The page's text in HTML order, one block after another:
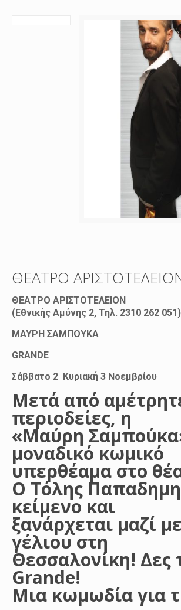
ΘΕΑΤΡΟ
ΘΕΑΤΡΟ ΑΡΙΣΤΟΤΕΛΕΙΟΝ
(Εθνικής Αμύνης 2, Τηλ. 2310 262 051)
ΜΑΥΡΗ ΣΑΜΠΟΥΚΑ
GRANDE
Σάββατο 2 Κυριακή 3 Νοεμβρίου
Μετά από
περιοδείες, η
«Μαύρη Σαμπούκα»
μοναδικό κωμικό
υπερθέαμα στο
Ο Τόλης
κείμενο και
ξανάρχεται μαζί
γέλιου στη
Θεσσαλονίκη! Δες
Grande!
Μια κωμωδία για